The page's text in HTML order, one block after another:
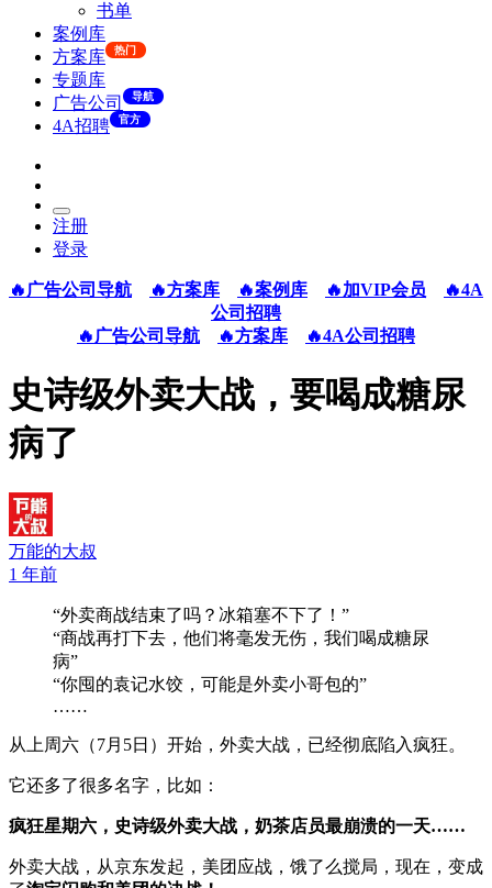
书单
案例库
方案库
热门
专题库
广告公司
导航
4A招聘 官方
注册
登录
🔥广告公司导航 🔥方案库 🔥案例库 🔥加VIP会员
🔥4A
公司招聘
🔥广告公司导航
🔥方案库 🔥4A公司招聘
史诗级外卖大战，要喝成糖尿
病了
万能的大叔
1 年前
“外卖商战结束了吗？冰箱塞不下了！”
“商战再打下去，他们将毫发无伤，我们喝成糖尿
病”
“你囤的袁记水饺，可能是外卖小哥包的”
……
从上周六（7月5日）开始，外卖大战，已经彻底陷入疯狂。
它还多了很多名字，比如：
疯狂星期六，史诗级外卖大战，奶茶店员最崩溃的一天……
外卖大战，从京东发起，美团应战，饿了么搅局，现在，变成